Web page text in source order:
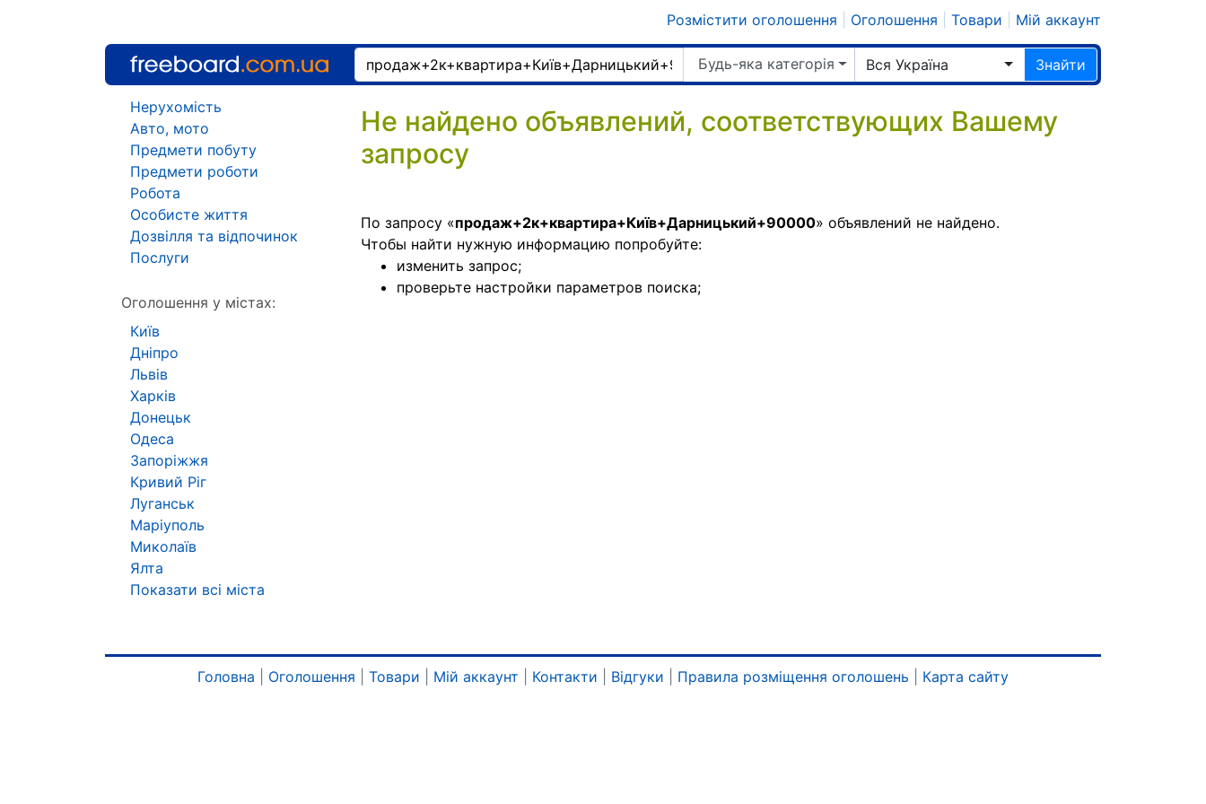
Розмістити оголошення Оголошення Товари Мій аккаунт
Будь-яка категорія Вся Україна Знайти
Не найдено объявлений, соответствующих Вашему
запросу
По запросу «продаж+2к+квартира+Київ+Дарницький+90000» объявлений не найдено.
Чтобы найти нужную информацию попробуйте:
изменить запрос;
проверьте настройки параметров поиска;
Нерухомість
Авто, мото
Предмети побуту
Предмети роботи
Робота
Особисте життя
Дозвілля та відпочинок
Послуги
Оголошення у містах:
Київ
Дніпро
Львів
Харків
Донецьк
Одеса
Запоріжжя
Кривий Ріг
Луганськ
Маріуполь
Миколаїв
Ялта
Показати всі міста
Головна Оголошення Товари Мій аккаунт Контакти Відгуки Правила розміщення оголошень Карта сайту